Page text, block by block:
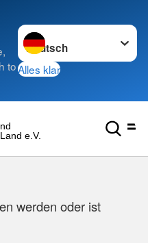
to
Sprache wechseln zu
Alles klar
e.V.
werden oder ist